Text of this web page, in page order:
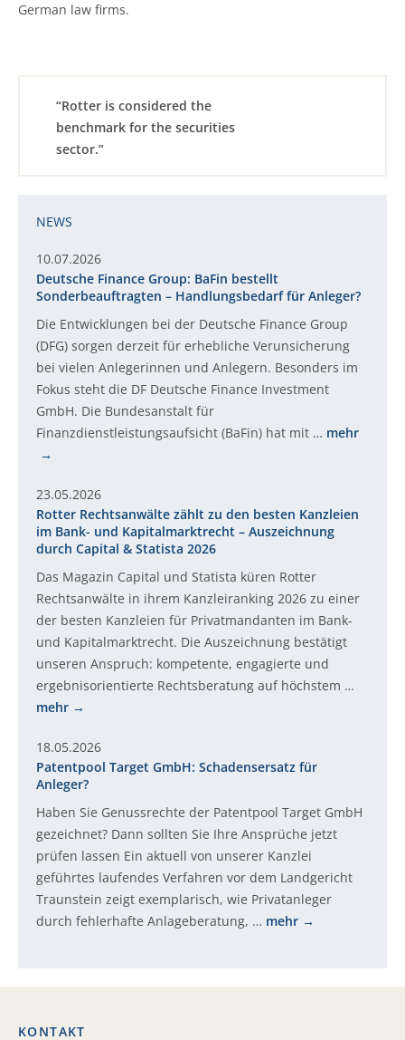
German law firms.
“Rotter is considered the
benchmark for the securities
sector.”
NEWS
10.07.2026
Deutsche Finance Group: BaFin bestellt
Sonderbeauftragten – Handlungsbedarf für Anleger?
Die Entwicklungen bei der Deutsche Finance Group
(DFG) sorgen derzeit für erhebliche Verunsicherung
bei vielen Anlegerinnen und Anlegern. Besonders im
Fokus steht die DF Deutsche Finance Investment
GmbH. Die Bundesanstalt für
Finanzdienstleistungsaufsicht (BaFin) hat mit … mehr
23.05.2026
Rotter Rechtsanwälte zählt zu den besten Kanzleien
im Bank- und Kapitalmarktrecht – Auszeichnung
durch Capital & Statista 2026
Das Magazin Capital und Statista küren Rotter
Rechtsanwälte in ihrem Kanzleiranking 2026 zu einer
der besten Kanzleien für Privatmandanten im Bank-
und Kapitalmarktrecht. Die Auszeichnung bestätigt
unseren Anspruch: kompetente, engagierte und
ergebnisorientierte Rechtsberatung auf höchstem …
mehr
18.05.2026
Patentpool Target GmbH: Schadensersatz für
Anleger?
Haben Sie Genussrechte der Patentpool Target GmbH
gezeichnet? Dann sollten Sie Ihre Ansprüche jetzt
prüfen lassen Ein aktuell von unserer Kanzlei
geführtes laufendes Verfahren vor dem Landgericht
Traunstein zeigt exemplarisch, wie Privatanleger
durch fehlerhafte Anlageberatung, … mehr
KONTAKT